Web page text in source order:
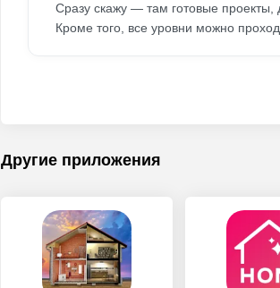
Сразу скажу — там готовые
Кроме того, все уровни можно
Другие приложения